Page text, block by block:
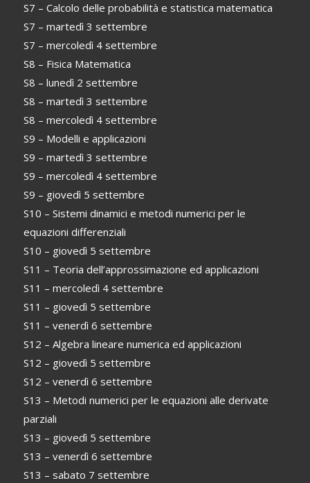
S7 – Calcolo delle probabilità e statistica matematica
S7 – martedì 3 settembre
S7 – mercoledì 4 settembre
S8 – Fisica Matematica
S8 – lunedì 2 settembre
S8 – martedì 3 settembre
S8 – mercoledì 4 settembre
S9 – Modelli e applicazioni
S9 – martedì 3 settembre
S9 – mercoledì 4 settembre
S9 – giovedì 5 settembre
S10 – Sistemi dinamici e metodi numerici per le
equazioni differenziali
S10 – giovedì 5 settembre
S11 – Teoria dell’approssimazione ed applicazioni
S11 – mercoledì 4 settembre
S11 – giovedì 5 settembre
S11 – venerdì 6 settembre
S12 – Algebra lineare numerica ed applicazioni
S12 – giovedì 5 settembre
S12 – venerdì 6 settembre
S13 – Metodi numerici per le equazioni alle derivate
parziali
S13 – giovedì 5 settembre
S13 – venerdì 6 settembre
S13 – sabato 7 settembre